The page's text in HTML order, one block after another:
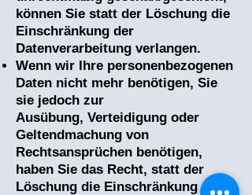
können Sie statt der Löschung die
Einschränkung der
Datenverarbeitung verlangen.
Wenn wir Ihre personenbezogenen
Daten nicht mehr benötigen, Sie
sie jedoch zur
Ausübung, Verteidigung oder
Geltendmachung von
Rechtsansprüchen benötigen,
haben Sie das Recht, statt der
Löschung die Einschränkung der